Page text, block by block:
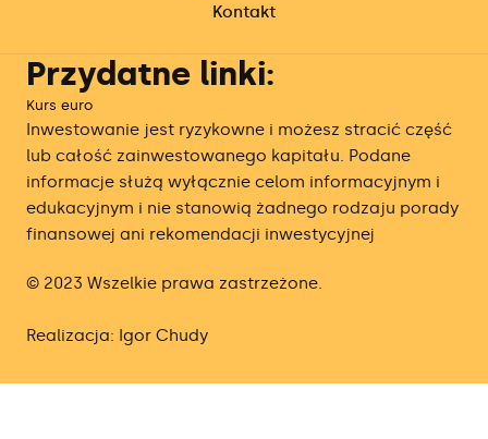
Kontakt
Przydatne linki:
Kurs euro
Inwestowanie jest ryzykowne i możesz stracić część
lub całość zainwestowanego kapitału. Podane
informacje służą wyłącznie celom informacyjnym i
edukacyjnym i nie stanowią żadnego rodzaju porady
finansowej ani rekomendacji inwestycyjnej
© 2023 Wszelkie prawa zastrzeżone.
Realizacja: Igor Chudy